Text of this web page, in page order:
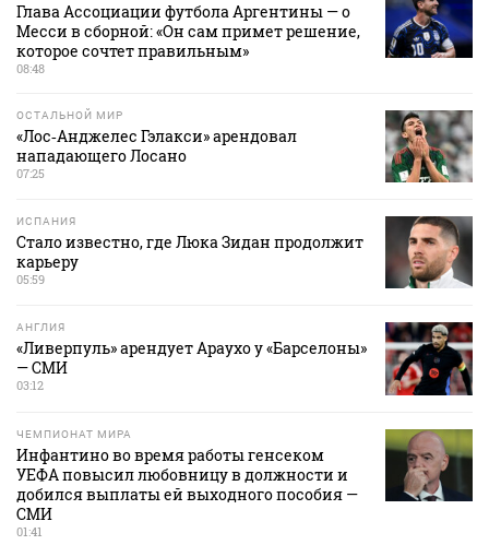
Глава Ассоциации футбола Аргентины — о
Месси в сборной: «Он сам примет решение,
которое сочтет правильным»
08:48
ОСТАЛЬНОЙ МИР
«Лос‑Анджелес Гэлакси» арендовал
нападающего Лосано
07:25
ИСПАНИЯ
Стало известно, где Люка Зидан продолжит
карьеру
05:59
АНГЛИЯ
«Ливерпуль» арендует Араухо у «Барселоны»
— СМИ
03:12
ЧЕМПИОНАТ МИРА
Инфантино во время работы генсеком
УЕФА повысил любовницу в должности и
добился выплаты ей выходного пособия —
СМИ
01:41